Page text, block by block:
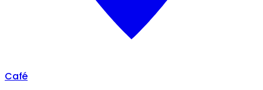
Café